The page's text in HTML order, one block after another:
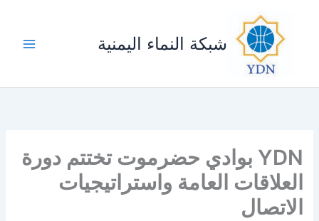
المحتوى
شبكة النماء اليمنية
YDN بوادي حضرموت تختتم دورة
العلاقات العامة واستراتيجيات
الاتصال